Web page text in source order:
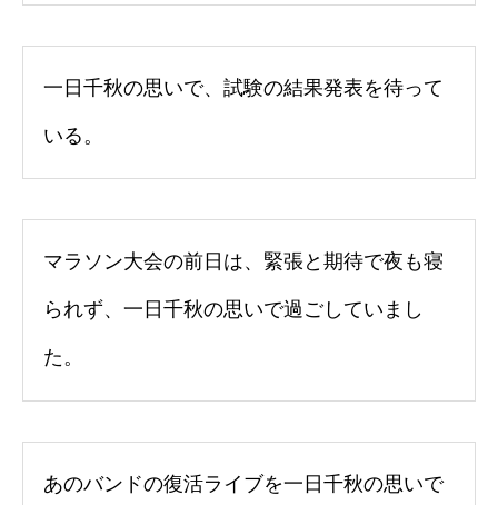
一日千秋の思いで、試験の結果発表を待って
いる。
マラソン大会の前日は、緊張と期待で夜も寝
られず、一日千秋の思いで過ごしていまし
た。
あのバンドの復活ライブを一日千秋の思いで